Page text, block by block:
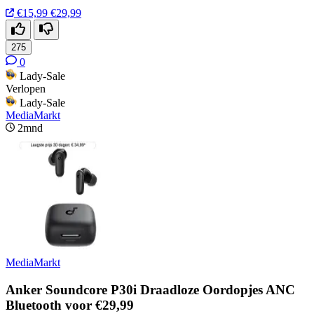
€15,99 €29,99
275
0
Lady-Sale
Verlopen
Lady-Sale
MediaMarkt
2mnd
MediaMarkt
Anker Soundcore P30i Draadloze Oordopjes ANC
Bluetooth voor €29,99